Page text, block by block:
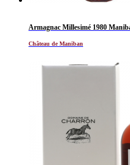
Armagnac Millesimé 1980
Château de Maniban